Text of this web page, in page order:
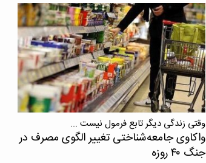
وقتی زندگی دیگر تابع فرمول نیست ...
واکاوی جامعه‌شناختی تغییر الگوی مصرف در
جنگ ۴۰ روزه